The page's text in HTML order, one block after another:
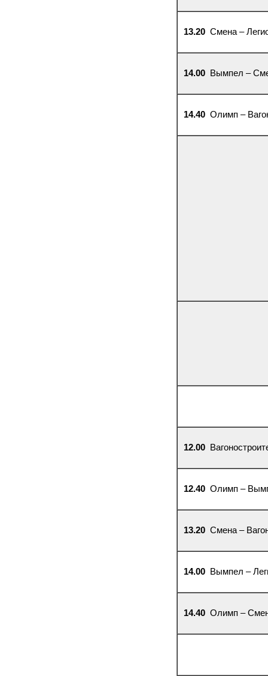
13.20 Смена –
14.00 Вымпел –
14.40 Олимп –
12.00
12.40 Олимп –
13.20 Смена –
14.00 Вымпел –
14.40 Олимп –